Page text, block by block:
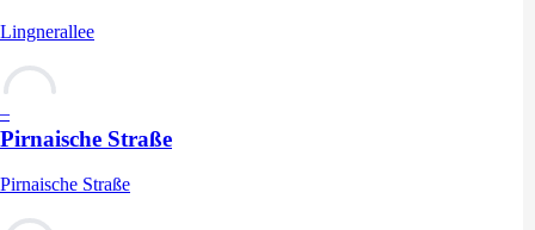
Lingnerallee
–
Pirnaische Straße
Pirnaische Straße